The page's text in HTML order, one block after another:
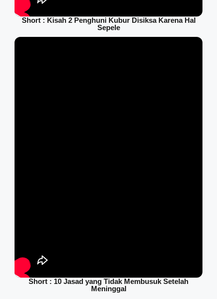
Short : Kisah 2 Penghuni Kubur Disiksa Karena Hal
Sepele
Short : 10 Jasad yang Tidak Membusuk Setelah
Meninggal